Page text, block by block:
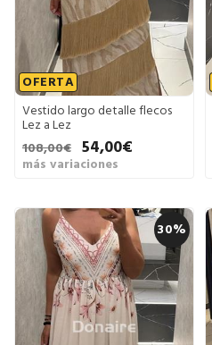
OFERTA
Vestido largo detalle flecos
Lez a Lez
108,00€ 54,00€
más variaciones
30%